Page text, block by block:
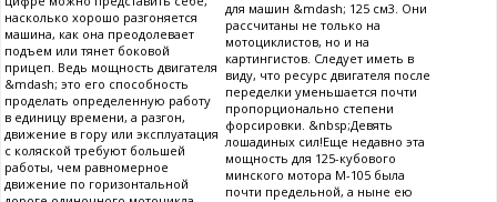
насколько хорошо разгоняется
машина, как она преодолевает
подъем или тянет боковой
прицеп. Ведь мощность двигателя
&mdash; это его способность
проделать определенную работу
в единицу времени, а разгон,
движение в гору или эксплуатация
с коляской требуют большей
работы, чем равномерное
движение по горизонтальной
для машин &mdash; 125 см3. Они
рассчитаны не только на
мотоциклистов, но и на
картингистов. Следует иметь в
виду, что ресурс двигателя после
переделки уменьшается почти
пропорционально степени
форсировки. &nbsp;Девять
лошадиных сил!Еще недавно эта
мощность для 125-кубового
минского мотора М-105 была
почти предельной, а ныне ею